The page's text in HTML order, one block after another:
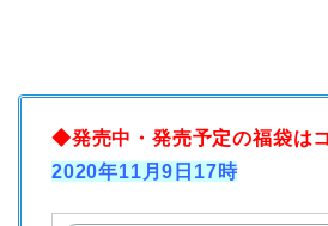
◆発売中・発売予定の福袋は
2020年11月9日17時